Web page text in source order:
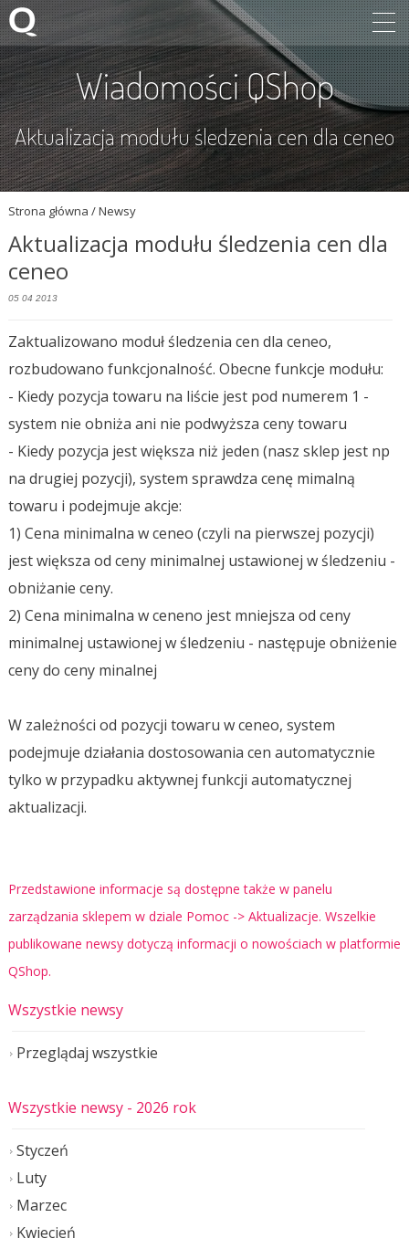
Wiadomości QShop
Aktualizacja modułu śledzenia cen dla ceneo
Strona główna / Newsy
Wszystkie newsy
Przeglądaj wszystkie
Wszystkie newsy - 2026 rok
Styczeń
Luty
Marzec
Kwiecień
Aktualizacja modułu śledzenia cen dla
ceneo
05 04 2013
Zaktualizowano moduł śledzenia cen dla ceneo,
rozbudowano funkcjonalność. Obecne funkcje modułu:
- Kiedy pozycja towaru na liście jest pod numerem 1 -
system nie obniża ani nie podwyższa ceny towaru
- Kiedy pozycja jest większa niż jeden (nasz sklep jest np
na drugiej pozycji), system sprawdza cenę mimalną
towaru i podejmuje akcje:
1) Cena minimalna w ceneo (czyli na pierwszej pozycji)
jest większa od ceny minimalnej ustawionej w śledzeniu -
obniżanie ceny.
2) Cena minimalna w ceneno jest mniejsza od ceny
minimalnej ustawionej w śledzeniu - następuje obniżenie
ceny do ceny minalnej
W zależności od pozycji towaru w ceneo, system
podejmuje działania dostosowania cen automatycznie
tylko w przypadku aktywnej funkcji automatycznej
aktualizacji.
Przedstawione informacje są dostępne także w panelu
zarządzania sklepem w dziale Pomoc -> Aktualizacje. Wszelkie
publikowane newsy dotyczą informacji o nowościach w platformie
QShop.